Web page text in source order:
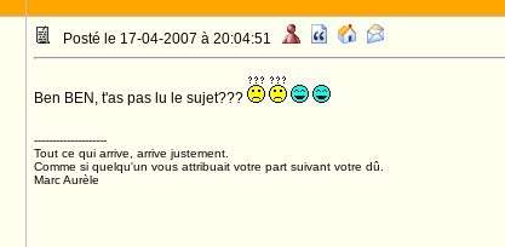
Posté le 17-04-2007 à 20:04:51
Ben BEN, t'as pas lu le sujet???
--------------------
Tout ce qui arrive, arrive justement.
Comme si quelqu'un vous attribuait votre part suivant votre dû.
Marc Aurèle